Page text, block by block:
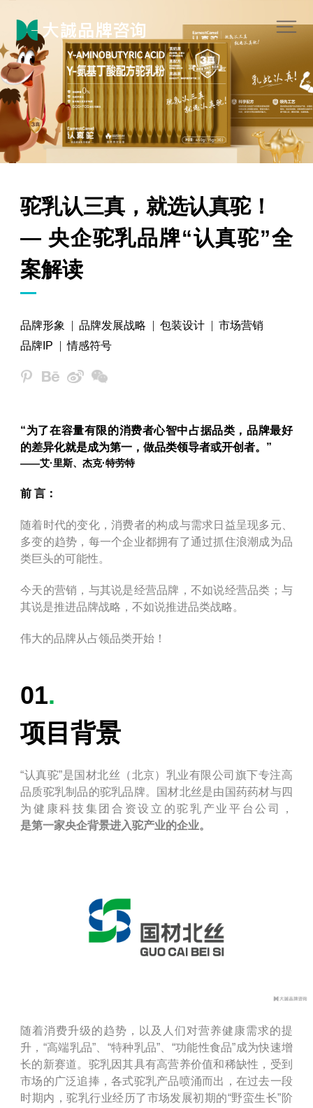
驼乳认三真，就选认真驼！
— 央企驼乳品牌“认真驼”全
案解读
品牌形象 品牌发展战略 包装设计
市场营销
品牌IP
情感符号
“为了在容量有限的消费者心智中占据品类，品牌最好
的差异化就是成为第一，做品类领导者或开创者。”
——艾·里斯、杰克·特劳特
前 言：
随着时代的变化，消费者的构成与需求日益呈现多元、
多变的趋势，每一个企业都拥有了通过抓住浪潮成为品
类巨头的可能性。
今天的营销，与其说是经营品牌，不如说经营品类；与
其说是推进品牌战略，不如说推进品类战略。
伟大的品牌从占领品类开始！
01.
项目背景
“认真驼”是国材北丝（北京）乳业有限公司旗下专注高
品质驼乳制品的驼乳品牌。国材北丝是由国药药材与四
为健康科技集团合资设立的驼乳产业平台公司，
是第一家央企背景进入驼产业的企业。
随着消费升级的趋势，以及人们对营养健康需求的提
升，“高端乳品”、“特种乳品”、“功能性食品”成为快速增
长的新赛道。驼乳因其具有高营养价值和稀缺性，受到
市场的广泛追捧，各式驼乳产品喷涌而出，在过去一段
时期内，驼乳行业经历了市场发展初期的“野蛮生长”阶